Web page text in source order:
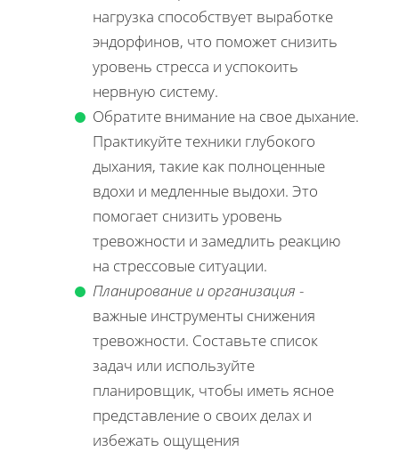
нагрузка способствует выработке
эндорфинов, что поможет снизить
уровень стресса и успокоить
нервную систему.
Обратите внимание на свое дыхание.
Практикуйте техники глубокого
дыхания, такие как полноценные
вдохи и медленные выдохи. Это
помогает снизить уровень
тревожности и замедлить реакцию
на стрессовые ситуации.
Планирование и организация -
важные инструменты снижения
тревожности. Составьте список
задач или используйте
планировщик, чтобы иметь ясное
представление о своих делах и
избежать ощущения